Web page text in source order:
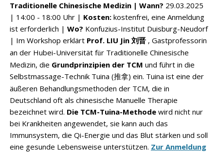
Traditionelle Chinesische Medizin | Wann? 29.03.2025
| 14:00 - 18:00 Uhr | Kosten: kostenfrei, eine Anmeldung
ist erforderlich | Wo? Konfuzius-Institut Duisburg-Neudorf
| Im Workshop erklärt Prof. LIU Jin 刘晋 , Gastprofessorin
an der Hubei-Universität für Traditionelle Chinesische
Medizin, die Grundprinzipien der TCM und führt in die
Selbstmassage-Technik Tuina (推拿) ein. Tuina ist eine der
äußeren Behandlungsmethoden der TCM, die in
Deutschland oft als chinesische Manuelle Therapie
bezeichnet wird. Die TCM-Tuina-Methode wird nicht nur
bei Krankheiten angewendet, sie kann auch das
Immunsystem, die Qi-Energie und das Blut stärken und soll
eine gesunde Lebensweise unterstützen. Zur Anmeldung